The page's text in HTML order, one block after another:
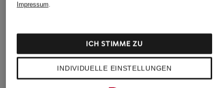
Impressum.
INDIVIDUELLE EINSTELLUNGEN
ICH STIMME ZU